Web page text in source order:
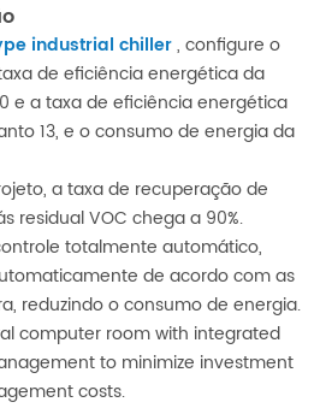
industrial chiller, configure o
de eficiência energética da
e a taxa de eficiência energética
13, e o consumo de energia da
a taxa de recuperação de
residual VOC chega a 90%.
totalmente automático,
de acordo com as
reduzindo o consumo de energia.
computer room with integrated
to minimize investment
costs.